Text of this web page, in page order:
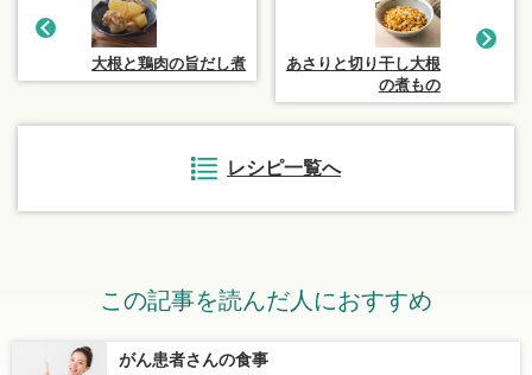
大根と鶏肉の旨だし煮
あさりと切り干し大根
の煮もの
レシピ一覧へ
この記事を読んだ人におすすめ
がん患者さんの食事